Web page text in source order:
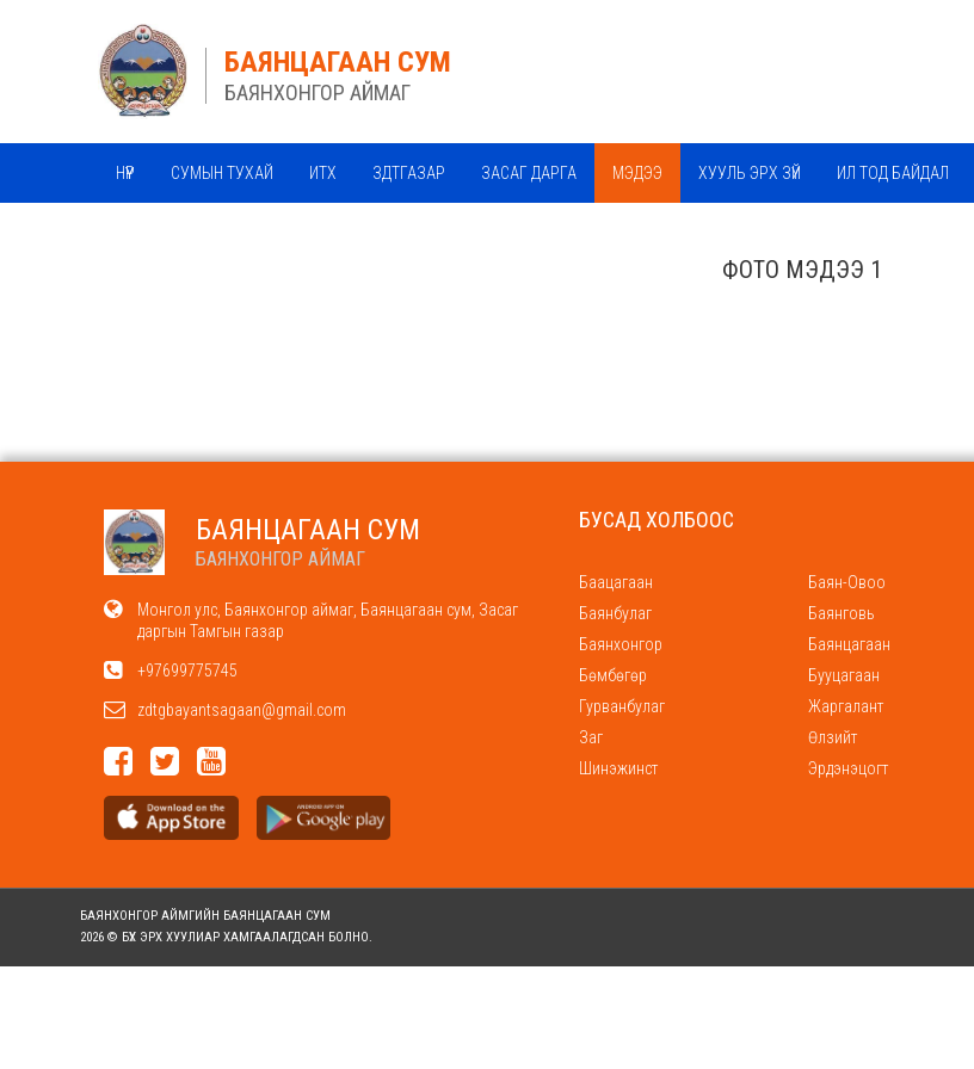
БАЯНЦАГААН СУМ
БАЯНХОНГОР АЙМАГ
НҮҮР СУМЫН ТУХАЙ ИТХ ЗДТГАЗАР ЗАСАГ ДАРГА МЭДЭЭ ХУУЛЬ ЭРХ ЗҮЙ ИЛ ТОД БАЙДАЛ
ФОТО МЭДЭЭ 1
БАЯНЦАГААН СУМ
БАЯНХОНГОР АЙМАГ
Монгол улс, Баянхонгор аймаг, Баянцагаан сум, Засаг
даргын Тамгын газар
+97699775745
zdtgbayantsagaan@gmail.com
БУСАД ХОЛБООС
Баацагаан Баян-Овоо
Баянбулаг
Баянговь
Баянхонгор
Баянцагаан
Бөмбөгөр
Бууцагаан
Гурванбулаг
Жаргалант
Заг
Өлзийт
Шинэжинст
Эрдэнэцогт
БАЯНХОНГОР АЙМГИЙН БАЯНЦАГААН СУМ
2026 © БҮХ ЭРХ ХУУЛИАР ХАМГААЛАГДСАН БОЛНО.